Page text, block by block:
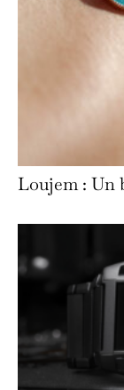
Loujem : Un